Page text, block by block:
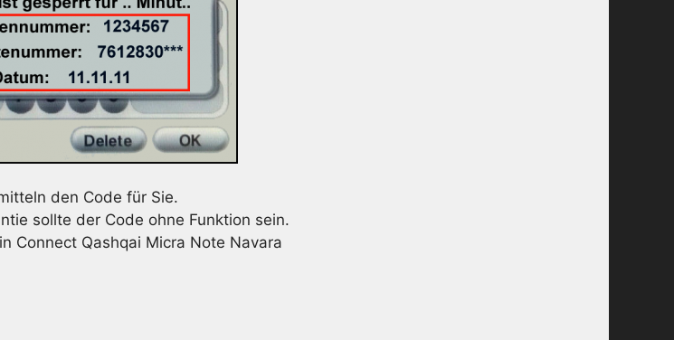
den Code für Sie.
sollte der Code ohne Funktion sein.
Connect Qashqai Micra Note Navara